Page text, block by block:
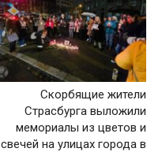
Скорбящие жители
Страсбурга выложили
мемориалы из цветов и
свечей на улицах города в